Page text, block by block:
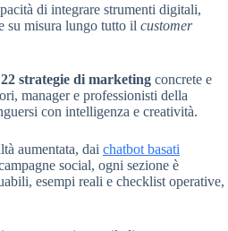
di integrare strumenti digitali,
su misura lungo tutto il customer
22 strategie di marketing concrete e
manager e professionisti della
con intelligenza e creatività.
aumentata, dai chatbot basati
social, ogni sezione è
esempi reali e checklist operative,